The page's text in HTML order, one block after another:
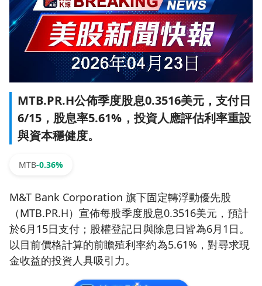
MTB.PR.H公佈季度股息0.3516美元，支付日
6/15，股息率5.61%，投資人應評估利率重設
與資本穩健度。
MTB-0.36%
M&T Bank Corporation 旗下固定轉浮動優先股
（MTB.PR.H）宣佈每股季度股息0.3516美元，預計
於6月15日支付；股權登記日與除息日皆為6月1日。
以目前價格計算的前瞻殖利率約為5.61%，對尋求現
金收益的投資人具吸引力。